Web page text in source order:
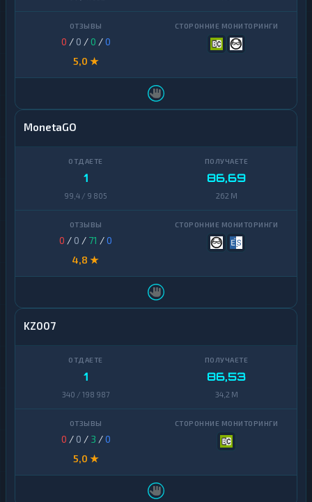
0 / 0 /0 /0
5,0 ★
MonetaGO
1
99,4 / 9 805
86,69
262 M
0 / 0 / 71 /0
4,8 ★
KZ007
1
340 / 198 987
86,53
34,2 M
0 / 0 / 3 /0
5,0 ★